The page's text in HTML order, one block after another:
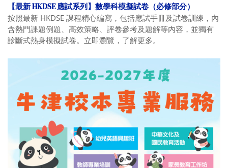
【最新 HKDSE 應試系列】數學科模擬試卷（必修部分）
按照最新 HKDSE 課程精心編寫，包括應試手冊及試卷訓練，內
含熱門課題例題、高效策略、評卷參考及題解等內容，並獨有
診斷式熱身模擬試卷。立即瀏覽，了解更多。